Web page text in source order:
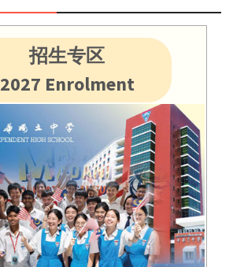
招生专区
2027 Enrolment